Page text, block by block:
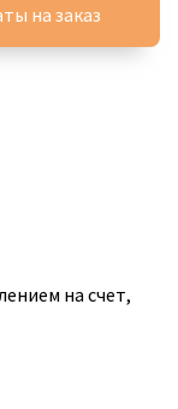
на заказ
на счет,